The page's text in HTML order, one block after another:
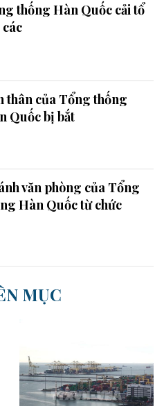
thống Hàn Quốc cải tổ
thân của Tổng thống
Quốc bị bắt
văn phòng của Tổng
Hàn Quốc từ chức
MỤC